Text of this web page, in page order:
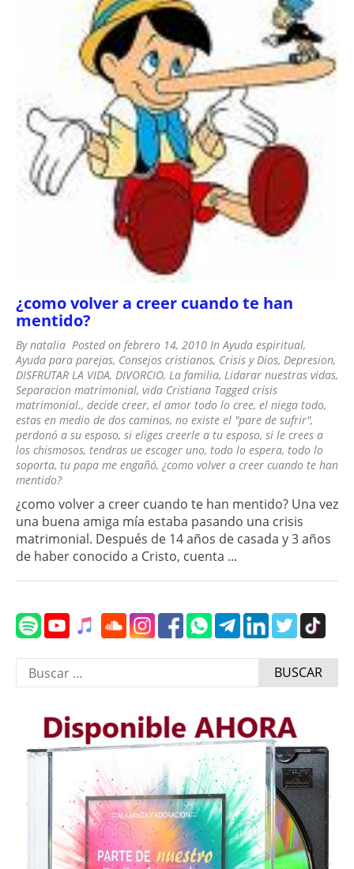
¿como volver a creer cuando te han
mentido?
Bynatalia Posted on febrero 14, 2010 InAyuda espiritual,
Ayuda para parejas, Consejos cristianos, Crisis y Dios, Depresion,
DISFRUTAR LA VIDA, DIVORCIO, La familia, Lidarar nuestras vidas,
Separacion matrimonial, vida Cristiana Taggedcrisis
matrimonial., decide creer, el amor todo lo cree, el niega todo,
estas en medio de dos caminos, no existe el "pare de sufrir",
perdonó a su esposo, si eliges creerle a tu esposo, si le crees a
los chismosos, tendras ue escoger uno, todo lo espera, todo lo
soporta, tu papa me engañó, ¿como volver a creer cuando te han
mentido?
¿como volver a creer cuando te han mentido? Una vez
una buena amiga mía estaba pasando una crisis
matrimonial. Después de 14 años de casada y 3 años
de haber conocido a Cristo, cuenta ...
Buscar: